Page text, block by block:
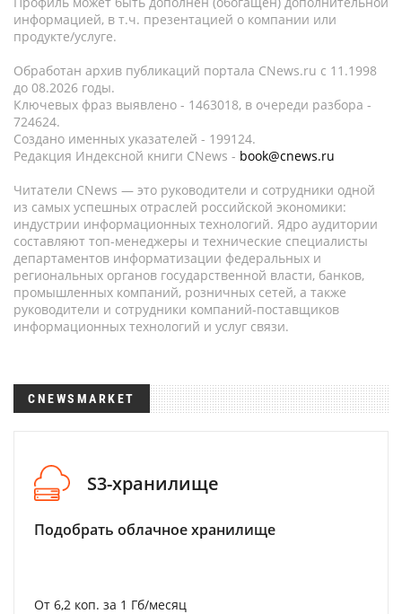
информацией, в т.ч. презентацией о компании или
продукте/услуге.
Обработан архив публикаций портала CNews.ru c 11.1998
до 08.2026 годы.
Ключевых фраз выявлено - 1463018, в очереди разбора -
724624.
Создано именных указателей - 199124.
Редакция Индексной книги CNews - book@cnews.ru
Читатели CNews — это руководители и сотрудники одной
из самых успешных отраслей российской экономики:
индустрии информационных технологий. Ядро аудитории
составляют топ-менеджеры и технические специалисты
департаментов информатизации федеральных и
региональных органов государственной власти, банков,
промышленных компаний, розничных сетей, а также
руководители и сотрудники компаний-поставщиков
информационных технологий и услуг связи.
CNEWSMARKET
S3-хранилище
Подобрать облачное хранилище
От 6,2 коп. за 1 Гб/месяц